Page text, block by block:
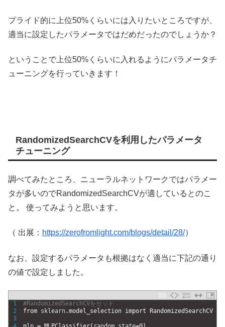
プライド的に上位50%くらいには入りたいところですが、
適当に設定したパラメータではだめだったのでしょうか？
ということで上位50%くらいに入れるようにパラメータチ
ューニングを行っていきます！
RandomizedSearchCVを利用したパラメータ
チューニング
調べてみたところ、ニューラルネットワークではパラメー
タが多いのでRandomizedSearchCVが適しているとのこ
と。 使ってみようと思います。
（ 出展： https://zerofromlight.com/blogs/detail/28/）
なお、設定するパラメータも根拠はなく適当に下記の通り
の値で設定しました。
1
2
3
#RandomizedSearchCVをセット
from sklearn.model_selection import RandomizedSearchCV